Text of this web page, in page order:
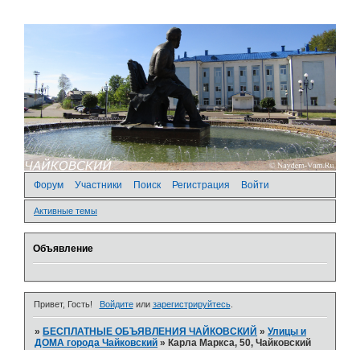
Форум Участники Поиск Регистрация Войти
Активные темы
Объявление
Привет, Гость! Войдитеили зарегистрируйтесь.
» БЕСПЛАТНЫЕ ОБЪЯВЛЕНИЯ ЧАЙКОВСКИЙ »­Улицы и
ДОМА города Чайковский » Карла Маркса, 50, Чайковский